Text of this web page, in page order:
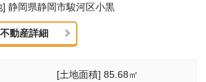
] 静岡県静岡市駿河区小黒
不動産詳細
[土地面積] 85.68㎡